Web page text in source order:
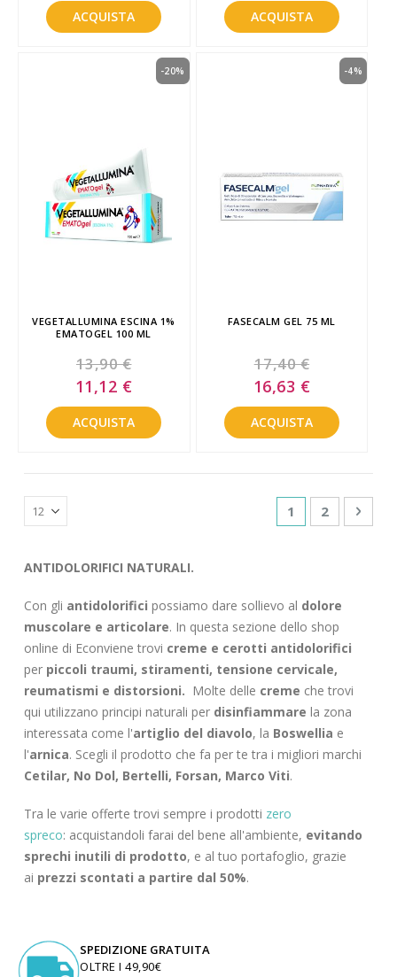
ACQUISTA ACQUISTA
VEGETALLUMINA ESCINA 1%
EMATOGEL 100 ML
13,90 €
-20%
Special
Price
11,12 €
ACQUISTA
FASECALM GEL 75 ML
17,40 €
-4%
Special
Price
16,63 €
ACQUISTA
Pagina
Attualmente
1 Pagina
2
ANTIDOLORIFICI NATURALI.
Con gli antidolorifici possiamo dare sollievo al dolore
muscolare e articolare. In questa sezione dello shop
online di Econviene trovi creme e cerotti antidolorifici
per piccoli traumi, stiramenti, tensione cervicale,
reumatismi e distorsioni. Molte delle creme che trovi
qui utilizzano principi naturali per disinfiammare la zona
interessata come l'artiglio del diavolo, la Boswellia e
l'arnica. Scegli il prodotto che fa per te tra i migliori marchi
Cetilar, No Dol, Bertelli, Forsan, Marco Viti.
Tra le varie offerte trovi sempre i prodotti zero
spreco: acquistandoli farai del bene all'ambiente, evitando
sprechi inutili di prodotto, e al tuo portafoglio, grazie
ai prezzi scontati a partire dal 50%.
SPEDIZIONE GRATUITA
OLTRE I 49,90€